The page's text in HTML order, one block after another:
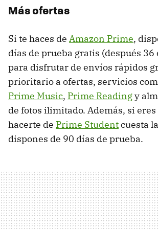
Más ofertas
Si te haces de Amazon Prime,
días de prueba gratis (después 36
para disfrutar de envíos rápidos
prioritario a ofertas, servicios
Prime Music, Prime Readingy
de fotos ilimitado. Además, si
hacerte de Prime Studentcuesta
dispones de 90 días de prueba.